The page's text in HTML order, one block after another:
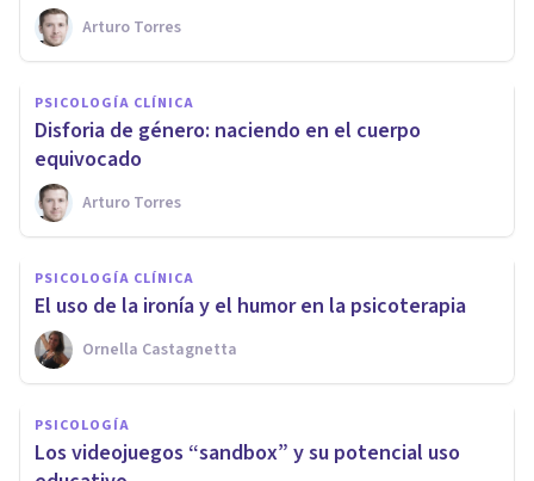
Arturo Torres
PSICOLOGÍA CLÍNICA
​Disforia de género: naciendo en el cuerpo
equivocado
Arturo Torres
PSICOLOGÍA CLÍNICA
​El uso de la ironía y el humor en la psicoterapia
Ornella Castagnetta
PSICOLOGÍA
​Los videojuegos “sandbox” y su potencial uso